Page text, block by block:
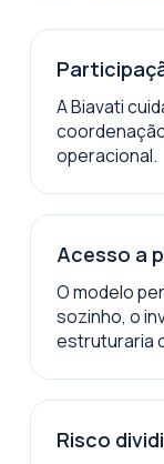
A Biavati
operacional.
Acesso a
O modelo
sozinho, o
estruturaria
Risco